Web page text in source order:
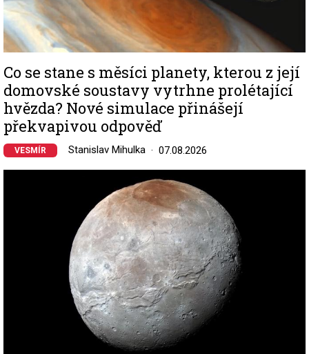
Co se stane s měsíci planety, kterou z její
domovské soustavy vytrhne prolétající
hvězda? Nové simulace přinášejí
překvapivou odpověď
VESMÍR Stanislav Mihulka 07.08.2026